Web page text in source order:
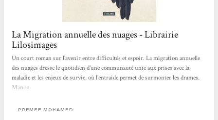
La Migration annuelle des nuages - Librairie
Lilosimages
Un court roman sur l'avenir entre difficultés et espoir. La migration annuelle
des nuages dresse le quotidien d'une communauté unie aux prises avec la
maladie et les enjeux de survie, où l'entraide permet de surmonter les drames.
Manon
PREMEE MOHAMED